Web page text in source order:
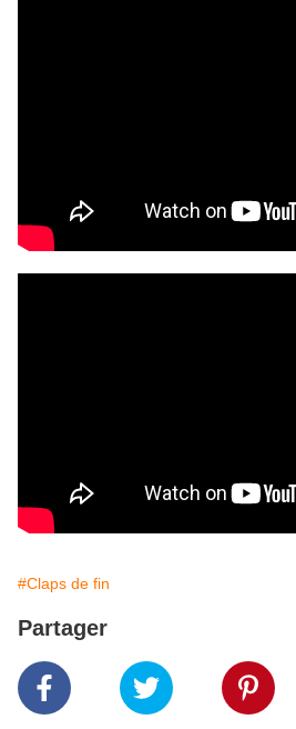
#Claps de fin
Partager